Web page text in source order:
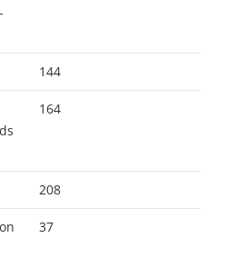
144
164
208
37